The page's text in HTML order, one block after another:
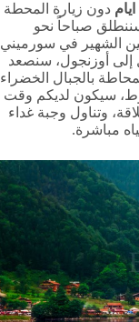
دون زيارة المحطة
صباحاً نحو
الشهير في سورميني
إلى أوزنجول، سنصعد
بالجبال الخضراء
سيكون لديكم وقت
وتناول وجبة غداء
مباشرة.